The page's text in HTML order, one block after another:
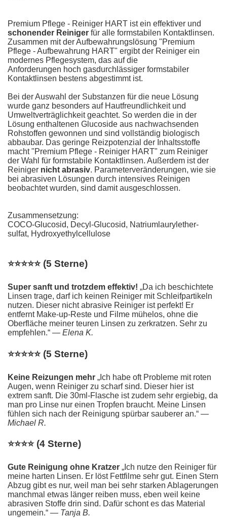
Premium Pflege - Reiniger HART ist ein effektiver und
schonender Reiniger für alle formstabilen Kontaktlinsen.
Zusammen mit der Aufbewahrungslösung "Premium
Pflege - Aufbewahrung HART" ergibt der Reiniger ein
modernes Pflegesystem, das auf die
Anforderungen hoch gasdurchlässiger formstabiler
Kontaktlinsen bestens abgestimmt ist.
Bei der Auswahl der Substanzen für die neue Lösung
wurde ganz besonders auf Hautfreundlichkeit und
Umweltverträglichkeit geachtet. So werden die in der
Lösung enthaltenen Glucoside aus nachwachsenden
Rohstoffen gewonnen und sind vollständig biologisch
abbaubar. Das geringe Reizpotenzial der Inhaltsstoffe
macht "Premium Pflege - Reiniger HART" zum Reiniger
der Wahl für formstabile Kontaktlinsen. Außerdem ist der
Reiniger nicht abrasiv. Parameterveränderungen, wie sie
bei abrasiven Lösungen durch intensives Reinigen
beobachtet wurden, sind damit ausgeschlossen.
Zusammensetzung:
COCO-Glucosid, Decyl-Glucosid, Natriumlaurylether-
sulfat, Hydroxyethylcellulose
⭐⭐⭐⭐⭐ (5 Sterne)
Super sanft und trotzdem effektiv! „Da ich beschichtete
Linsen trage, darf ich keinen Reiniger mit Schleifpartikeln
nutzen. Dieser nicht abrasive Reiniger ist perfekt! Er
entfernt Make-up-Reste und Filme mühelos, ohne die
Oberfläche meiner teuren Linsen zu zerkratzen. Sehr zu
empfehlen.“ — Elena K.
⭐⭐⭐⭐⭐ (5 Sterne)
Keine Reizungen mehr „Ich habe oft Probleme mit roten
Augen, wenn Reiniger zu scharf sind. Dieser hier ist
extrem sanft. Die 30ml-Flasche ist zudem sehr ergiebig, da
man pro Linse nur einen Tropfen braucht. Meine Linsen
fühlen sich nach der Reinigung spürbar sauberer an.“ —
Michael R.
⭐⭐⭐⭐ (4 Sterne)
Gute Reinigung ohne Kratzer „Ich nutze den Reiniger für
meine harten Linsen. Er löst Fettfilme sehr gut. Einen Stern
Abzug gibt es nur, weil man bei sehr starken Ablagerungen
manchmal etwas länger reiben muss, eben weil keine
abrasiven Stoffe drin sind. Dafür schont es das Material
ungemein.“ — Tanja B.